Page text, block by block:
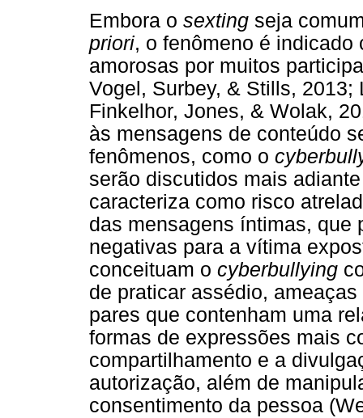
Embora o sexting seja
priori, o fenômeno é
amorosas por muitos
Vogel, Surbey, & Stills,
Finkelhor, Jones, & Wolak,
às mensagens de conteúdo
fenômenos, como o
serão discutidos mais
caracteriza como risco
das mensagens íntimas, que
negativas para a vítima
conceituam o cyberbullying
de praticar assédio,
pares que contenham uma
formas de expressões mais
compartilhamento e a
autorização, além de
consentimento da pessoa